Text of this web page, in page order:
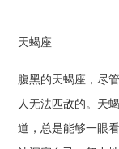
天蝎座
腹黑的天蝎座，尽
人无法匹敌的。天
道，总是能够一眼